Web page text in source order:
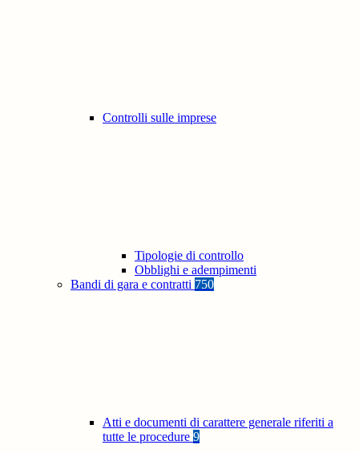
Controlli sulle imprese
Tipologie di controllo
Obblighi e adempimenti
Bandi di gara e contratti 750
Atti e documenti di carattere generale riferiti a
tutte le procedure 9